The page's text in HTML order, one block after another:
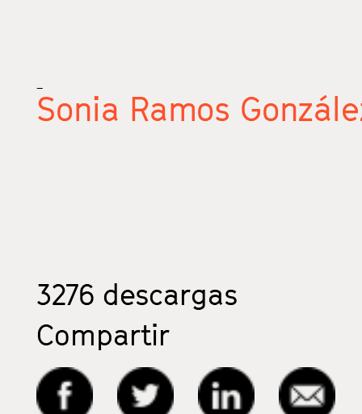
_
Sonia Ramos
3276 descargas
Compartir